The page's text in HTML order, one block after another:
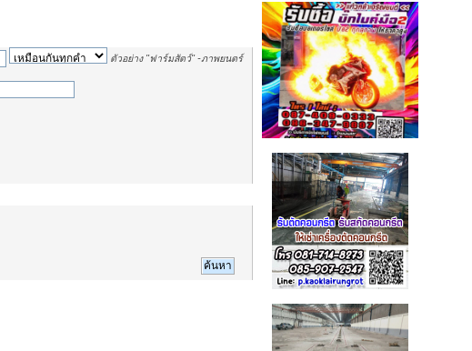
ตัวอย่าง"ฟาร์มสัตว์" -ภาพยนตร์